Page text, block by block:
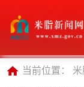
当前位置：